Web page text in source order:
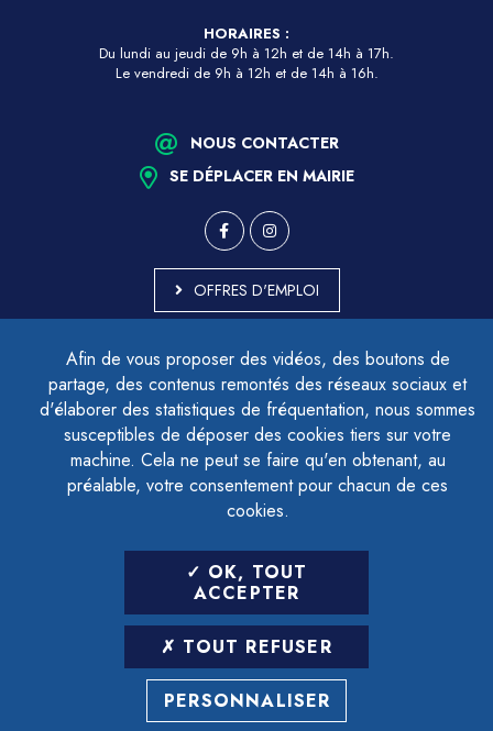
Afin de vous proposer des vidéos, des boutons de
partage, des contenus remontés des réseaux sociaux et
d'élaborer des statistiques de fréquentation, nous sommes
susceptibles de déposer des cookies tiers sur votre
machine. Cela ne peut se faire qu'en obtenant, au
préalable, votre consentement pour chacun de ces
cookies.
OK, TOUT
ACCEPTER
TOUT REFUSER
PERSONNALISER
HORAIRES :
Du lundi au jeudi de 9h à 12h et de 14h à 17h.
Le vendredi de 9h à 12h et de 14h à 16h.
NOUS CONTACTER
SE DÉPLACER EN MAIRIE
OFFRES D'EMPLOI
ACCESSIBILITÉ - PARTIELLEMENT CONFORME
PLAN DU SITE
MENTIONS LÉGALES
CONTACTER LE DÉLÉGUÉ À LA PROTECTION DES DONNÉES
GESTION DES COOKIES
LETTRE D'INFORMATION
SAISIR VOTRE ADRESSE E-MAIL
POUR VOUS INSCRIRE :
ARCHIVES DÉSINSCRIPTION